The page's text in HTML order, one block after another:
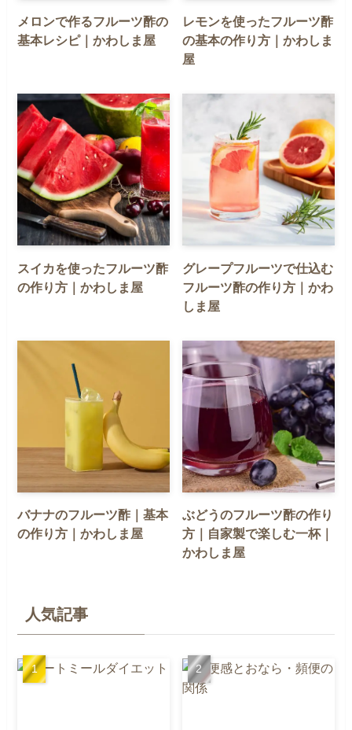
メロンで作るフルーツ酢の
基本レシピ｜かわしま屋
レモンを使ったフルーツ酢
の基本の作り方｜かわしま
屋
スイカを使ったフルーツ酢
の作り方｜かわしま屋
グレープフルーツで仕込む
フルーツ酢の作り方｜かわ
しま屋
バナナのフルーツ酢｜基本
の作り方｜かわしま屋
ぶどうのフルーツ酢の作り
方｜自家製で楽しむ一杯｜
かわしま屋
人気記事